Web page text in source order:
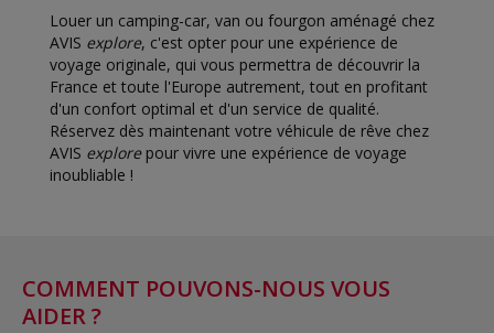
Louer un camping-car, van ou fourgon aménagé chez
AVIS explore, c'est opter pour une expérience de
voyage originale, qui vous permettra de découvrir la
France et toute l'Europe autrement, tout en profitant
d'un confort optimal et d'un service de qualité.
Réservez dès maintenant votre véhicule de rêve chez
AVIS explorepour vivre une expérience de voyage
inoubliable !
COMMENT POUVONS-NOUS VOUS
AIDER ?